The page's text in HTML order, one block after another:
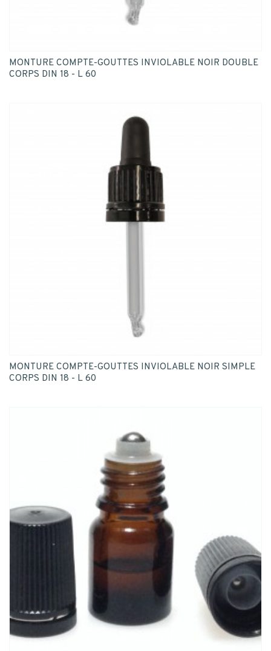
MONTURE COMPTE-GOUTTES INVIOLABLE NOIR DOUBLE
CORPS DIN 18 - L 60
MONTURE COMPTE-GOUTTES INVIOLABLE NOIR SIMPLE
CORPS DIN 18 - L 60